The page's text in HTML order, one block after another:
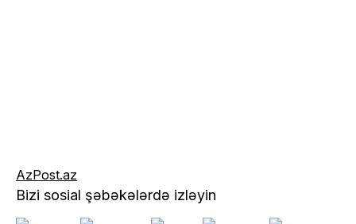
AzPost.az
Bizi sosial şəbəkələrdə izləyin